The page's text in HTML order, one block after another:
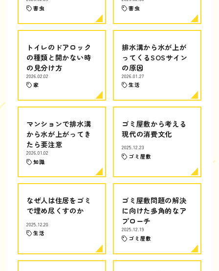
害虫 害虫
トイレのドアロック
の種類と開かない時
の見分け方
2026.02.02
家
排水溝から水が上が
ってくるSOSサイン
の原因
2026.01.27
生活
マンションで排水溝
から水が上がってき
たら要注意
2026.01.02
知識
ゴミ屋敷から考える
現代の消費文化
2025.12.23
ゴミ屋敷
なぜ人は住居をゴミ
で埋め尽くすのか
2025.12.20
生活
ゴミ屋敷問題の解決
に向けた多角的なア
プローチ
2025.12.19
ゴミ屋敷